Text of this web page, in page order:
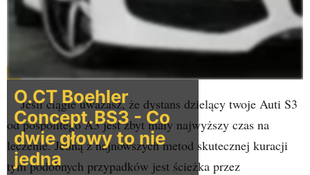
O.CT Boehler
Concept.BS3 - Co
dwie głowy to nie
jedna
Jeśli ciągle uważasz, że dystans dzielący twoje Auti S3
od pospolitego A3 jest zbyt mały najwyższy czas na
leczenie. Jedną z najnowszych metod skutecznej kuracji
tym podobnych przypadków jest ścieżka przez